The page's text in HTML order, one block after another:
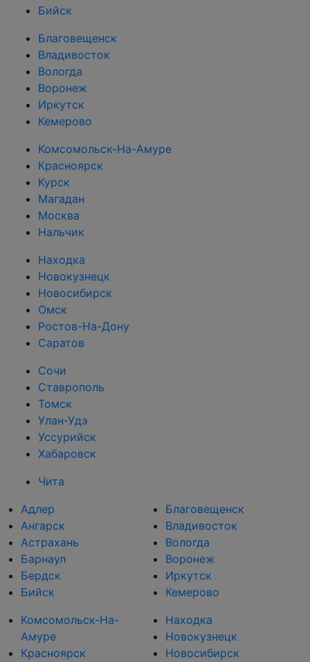
Бийск
Благовещенск
Владивосток
Вологда
Воронеж
Иркутск
Кемерово
Комсомольск-На-Амуре
Красноярск
Курск
Магадан
Москва
Нальчик
Находка
Новокузнецк
Новосибирск
Омск
Ростов-На-Дону
Саратов
Сочи
Ставрополь
Томск
Улан-Удэ
Уссурийск
Хабаровск
Чита
Адлер
Ангарск
Астрахань
Барнаул
Бердск
Бийск
Благовещенск
Владивосток
Вологда
Воронеж
Иркутск
Кемерово
Комсомольск-На-
Амуре
Красноярск
Находка
Новокузнецк
Новосибирск